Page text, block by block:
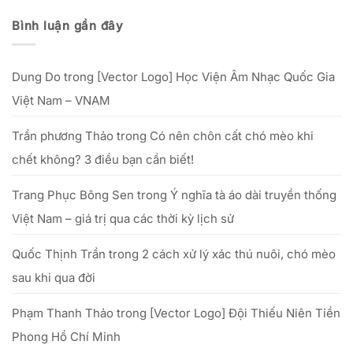
phụ
nữ
25/09
đến
20/10/2025
lễ
vật
Tổ
xưởng
in
hiệu
quả
với
số
Bình luận gần đây
Dung Do trong [Vector Logo] Học Viện Âm Nhạc Quốc Gia
Việt Nam – VNAM
Trần phương Thảo trong Có nên chôn cất chó mèo khi
chết không? 3 điều bạn cần biết!
Trang Phục Bông Sen trong Ý nghĩa tà áo dài truyền thống
Việt Nam – giá trị qua các thời kỳ lịch sử
Quốc Thịnh Trần trong 2 cách xử lý xác thú nuôi, chó mèo
sau khi qua đời
Phạm Thanh Thảo trong [Vector Logo] Đội Thiếu Niên Tiền
Phong Hồ Chí Minh